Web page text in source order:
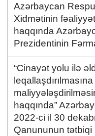
Azərbaycan
Xidmətinin
haqqında
Prezidentinin
“Cinayət yolu ilə
haqqında”
2022-ci il 30
Qanununun